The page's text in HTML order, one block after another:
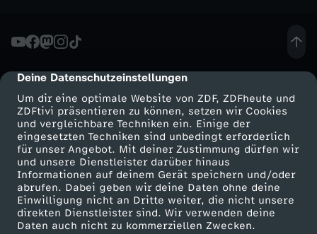
cmp-dialog-description
Deine Datenschutzeinstellungen
Um dir eine optimale Website von ZDF, ZDFheute und
ZDFtivi präsentieren zu können, setzen wir Cookies
und vergleichbare Techniken ein. Einige der
eingesetzten Techniken sind unbedingt erforderlich
für unser Angebot. Mit deiner Zustimmung dürfen wir
und unsere Dienstleister darüber hinaus
Informationen auf deinem Gerät speichern und/oder
abrufen. Dabei geben wir deine Daten ohne deine
Einwilligung nicht an Dritte weiter, die nicht unsere
direkten Dienstleister sind. Wir verwenden deine
Daten auch nicht zu kommerziellen Zwecken.
Mehr ZDF
ZDF-Apps
Smart TV
ZDFtext
Service
ZDFmitreden
Kontakt zum ZDF
Tickets